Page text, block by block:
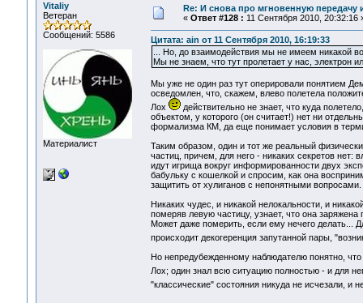
Vitaliy
Ветеран
Сообщений: 5586
Материалист
Re: И снова про мгновенную
« Ответ #128 : 11 Сентября 2010, 20:32:16
Цитата: ain от 11 Сентября 2010, 16:19:33
... Но, до взаимодействия мы не имеем никакой
Мы не знаем, что тут пролетает у нас, электрон
Мы уже не один раз тут оперировали понятием
осведомлен, что, скажем, влево полетела
Лох
действительно не знает, что куда
объектом, у которого (он считает!) нет ни
формализма КМ, да еще понимает условия в
Таким образом, один и тот же реальный
частиц, причем, для него - никаких секретов нет:
идут игрища вокруг информированности двух
бабульку с кошелкой и спросим, как она
защитить от хулиганов с непонятными
Никаких чудес, и никакой нелокальности, и
померяв левую частицу, узнает, что она
Может даже померить, если ему нечего делать...
происходит декогеренция запутанной пары,
Но непредубежденному наблюдателю понятно,
Лох; один знал всю ситуацию полностью - и для
"классические" состояния никуда не исчезали,